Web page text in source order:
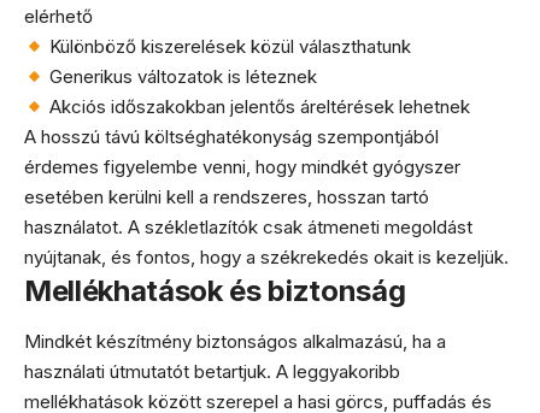
elérhető
Különböző kiszerelések közül választhatunk
Generikus változatok is léteznek
Akciós időszakokban jelentős áreltérések lehetnek
A hosszú távú költséghatékonyság szempontjából
érdemes figyelembe venni, hogy mindkét gyógyszer
esetében kerülni kell a rendszeres, hosszan tartó
használatot. A székletlazítók csak átmeneti megoldást
nyújtanak, és fontos, hogy a székrekedés okait is kezeljük.
Mellékhatások és biztonság
Mindkét készítmény biztonságos alkalmazású, ha a
használati útmutatót betartjuk. A leggyakoribb
mellékhatások között szerepel a hasi görcs, puffadás és